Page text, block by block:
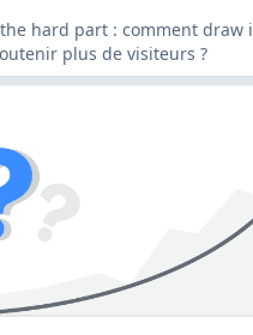
hard part : comment draw
plus de visiteurs ?